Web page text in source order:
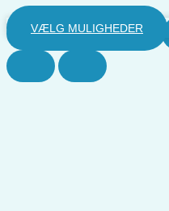
VÆLG MULIGHEDER